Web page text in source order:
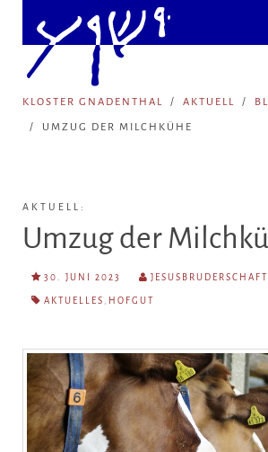
KLOSTER GNADENTHAL AKTUELL
UMZUG DER MILCHKÜHE
AKTUELL:
Umzug der
30. JUNI 2023 JESUSBRUDERSCHAFT
AKTUELLES HOFGUT